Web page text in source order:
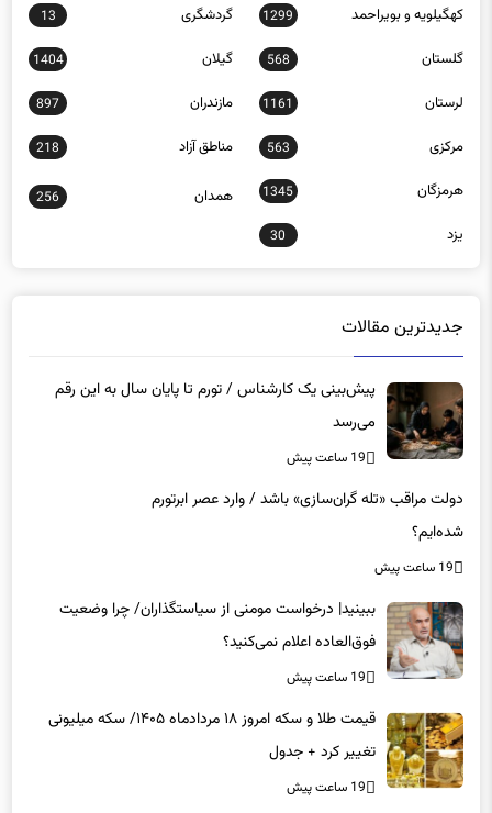
گلستان 568 گیلان 1404
لرستان 1161 مازندران 897
مرکزی 563 مناطق آزاد 218
هرمزگان 1345
256
یزد 30
پیش‌بینی یک کارشناس / تورم تا پایان سال به این رقم
می‌رسد
19 ساعت پیش
دولت مراقب «تله گران‌سازی» باشد / وارد عصر ابرتورم
شده‌ایم؟
19 ساعت پیش
ببینید| درخواست مومنی از سیاستگذاران/ چرا وضعیت
فوق‌العاده اعلام نمی‌کنید؟
19 ساعت پیش
تغییر کرد + جدول
19 ساعت پیش
تغییر عجیب قیمت‌ها در بازار خودرو/ آخرین قیمت سمند،